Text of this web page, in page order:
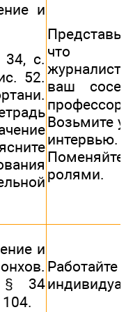
и
34, с.
52.
что
ваш
профессор.
Возьмите
интервью.
ролями.
и
§ 34
Работайте